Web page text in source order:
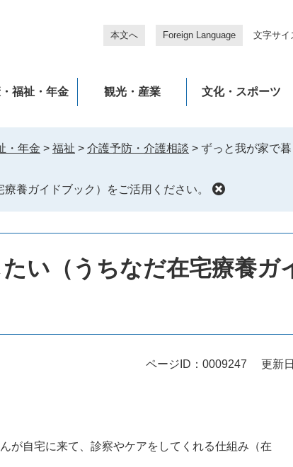
本文へ Foreign Language 文字サイ
福祉・年金 観光・産業 文化・スポーツ
・年金 > 福祉 > 介護予防・介護相談 > ずっと我が家で
養ガイドブック）をご活用ください。
い（うちなだ在宅療養ガ
ページID：0009247 更新
が自宅に来て、診察やケアをしてくれる仕組み（在